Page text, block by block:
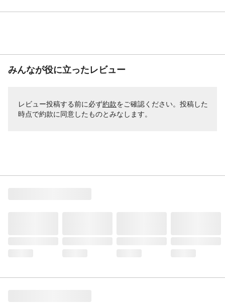
みんなが役に立ったレビュー
レビュー投稿する前に必ず約款をご確認ください。投稿した
時点で約款に同意したものとみなします。